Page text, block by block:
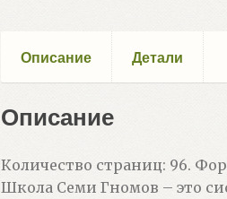
Описание Детали
Описание
Количество страниц: 96.
Школа Семи Гномов – это